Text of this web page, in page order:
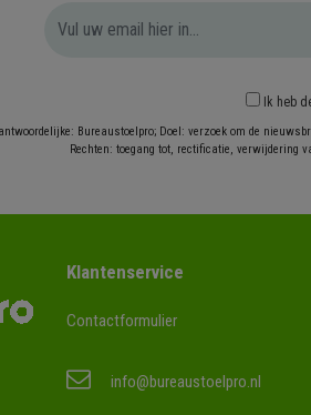
Ik heb
Bureaustoelpro; Doel: verzoek om de
Rechten: toegang tot, rectificatie, verwijdering
Klantenservice
Contactformulier
info@bureaustoelpro.nl